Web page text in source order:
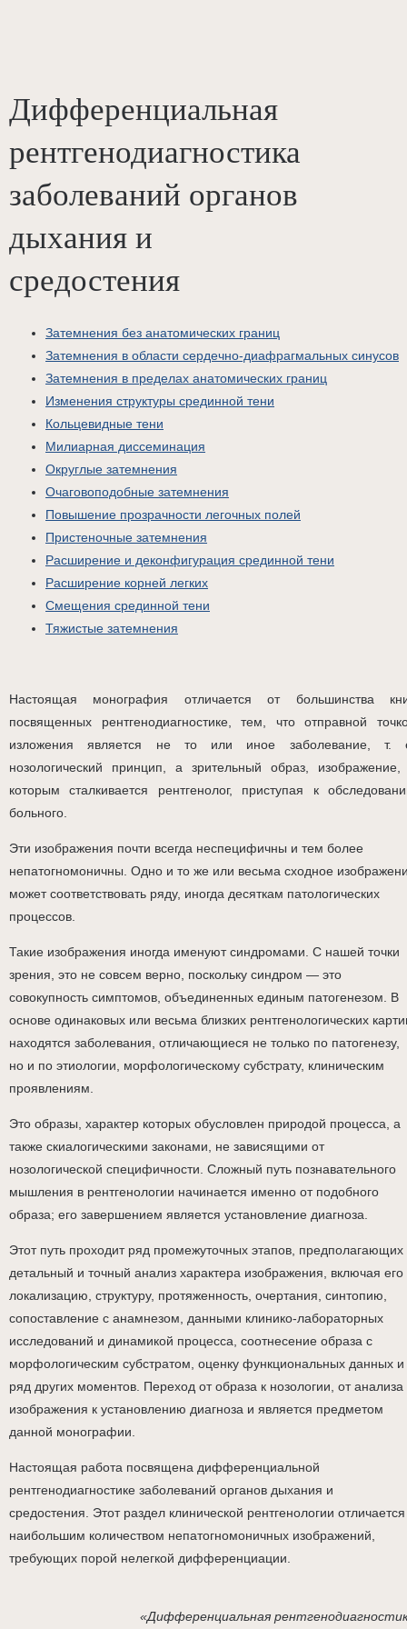
Дифференциальная
рентгенодиагностика
заболеваний органов
дыхания и
средостения
Затемнения без анатомических границ
Затемнения в области сердечно-диафрагмальных синусов
Затемнения в пределах анатомических границ
Изменения структуры срединной тени
Кольцевидные тени
Милиарная диссеминация
Округлые затемнения
Очаговоподобные затемнения
Повышение прозрачности легочных полей
Пристеночные затемнения
Расширение и деконфигурация срединной тени
Расширение корней легких
Смещения срединной тени
Тяжистые затемнения
Настоящая монография отличается от большинства
посвященных рентгенодиагностике, тем, что отправной
изложения является не то или иное заболевание, т.
нозологический принцип, а зрительный образ, изображение,
которым сталкивается рентгенолог, приступая к
больного.
Эти изображения почти всегда неспецифичны и тем более
непатогномоничны. Одно и то же или весьма сходное
может соответствовать ряду, иногда десяткам патологических
процессов.
Такие изображения иногда именуют синдромами. С нашей точки
зрения, это не совсем верно, поскольку синдром — это
совокупность симптомов, объединенных единым патогенезом. В
основе одинаковых или весьма близких рентгенологических
находятся заболевания, отличающиеся не только по патогенезу,
но и по этиологии, морфологическому субстрату, клиническим
проявлениям.
Это образы, характер которых обусловлен природой процесса, а
также скиалогическими законами, не зависящими от
нозологической специфичности. Сложный путь познавательного
мышления в рентгенологии начинается именно от подобного
образа; его завершением является установление диагноза.
Этот путь проходит ряд промежуточных этапов, предполагающих
детальный и точный анализ характера изображения, включая его
локализацию, структуру, протяженность, очертания, синтопию,
сопоставление с анамнезом, данными клинико-лабораторных
исследований и динамикой процесса, соотнесение образа с
морфологическим субстратом, оценку функциональных данных и
ряд других моментов. Переход от образа к нозологии, от анализа
изображения к установлению диагноза и является предметом
данной монографии.
Настоящая работа посвящена дифференциальной
рентгенодиагностике заболеваний органов дыхания и
средостения. Этот раздел клинической рентгенологии отличается
наибольшим количеством непатогномоничных изображений,
требующих порой нелегкой дифференциации.
«Дифференциальная